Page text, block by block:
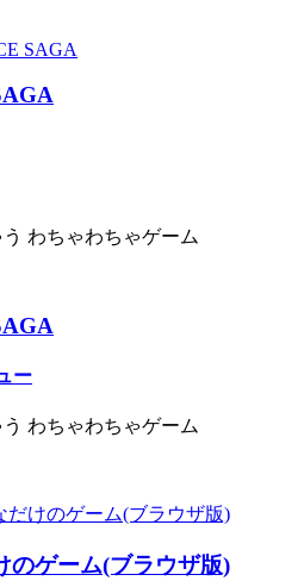
わちゃわちゃゲーム
ー
わちゃわちゃゲーム
のゲーム(ブラウザ版)